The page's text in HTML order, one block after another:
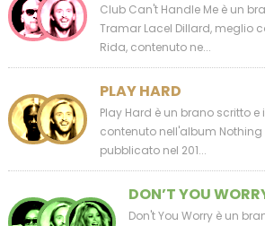
Club Can't Handle Me è un
Tramar Lacel Dillard, meglio
Rida, contenuto ne...
PLAY HARD
Play Hard è un brano scritto
contenuto nell'album Nothing
pubblicato nel 201...
DON’T YOU
Don't You Worry è un